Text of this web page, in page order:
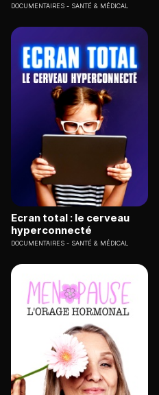
DOCUMENTAIRES SANTÉ & MÉDICAL
Ecran total : le cerveau
hyperconnecté
DOCUMENTAIRES SANTÉ & MÉDICAL